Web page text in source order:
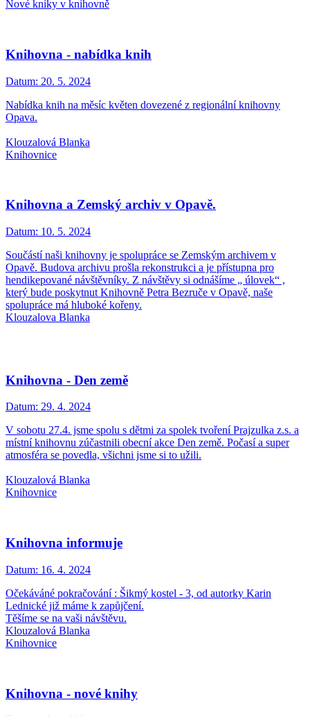
Nové kniky v knihovně
Knihovna - nabídka knih
Datum: 20. 5. 2024
Nabídka knih na měsíc květen dovezené z regionální knihovny
Opava.
Klouzalová Blanka
Knihovnice
Knihovna a Zemský archiv v Opavě.
Datum: 10. 5. 2024
Součástí naši knihovny je spolupráce se Zemským archivem v
Opavě. Budova archivu prošla rekonstrukci a je přístupna pro
hendikepované návštěvníky. Z návštěvy si odnášíme „ úlovek“ ,
který bude poskytnut Knihovně Petra Bezruče v Opavě, naše
spolupráce má hluboké kořeny.
Klouzalova Blanka
Knihovna - Den země
Datum: 29. 4. 2024
V sobotu 27.4. jsme spolu s dětmi za spolek tvoření Prajzulka z.s. a
místní knihovnu zúčastnili obecní akce Den země. Počasí a super
atmosféra se povedla, všichni jsme si to užili.
Klouzalová Blanka
Knihovnice
Knihovna informuje
Datum: 16. 4. 2024
Očekáváné pokračování : Šikmý kostel - 3, od autorky Karin
Lednické již máme k zapůjčení.
Těšíme se na vaši návštěvu.
Klouzalová Blanka
Knihovnice
Knihovna - nové knihy